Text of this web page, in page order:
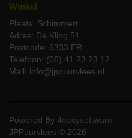
smaakpapillen zullen u dankbaar
Winkel
Plaats: Schimmert
Adres: De Kling 51
Postcode: 6333 ER
Telefoon: (06) 41 23 23 12
Mail: info@jppuurvlees.nl
Powered By 4easysoftware
JPPuurvlees © 2026